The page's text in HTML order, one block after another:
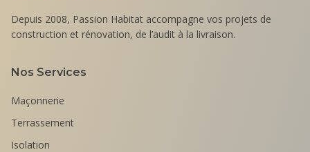
Depuis 2008, Passion Habitat accompagne vos projets de
construction et rénovation, de l’audit à la livraison.
Nos Services
Maçonnerie
Terrassement
Isolation